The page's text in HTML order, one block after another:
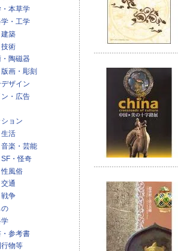
本草学
・工学
築
技術
陶磁器
画・彫刻
ザイン
・広告
ョン
生活
楽・芸能
・怪奇
風俗
通
争
参考書
物等